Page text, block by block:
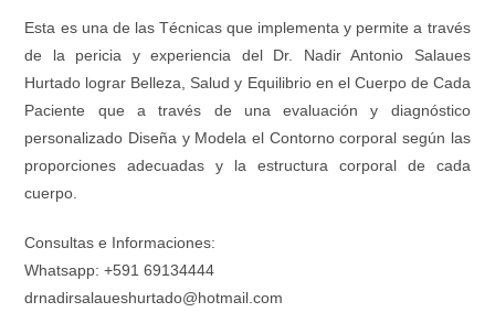
Esta es una de las Técnicas que implementa y permite a través
de la pericia y experiencia del Dr. Nadir Antonio Salaues
Hurtado lograr Belleza, Salud y Equilibrio en el Cuerpo de Cada
Paciente que a través de una evaluación y diagnóstico
personalizado Diseña y Modela el Contorno corporal según las
proporciones adecuadas y la estructura corporal de cada
cuerpo.
Consultas e Informaciones:
Whatsapp: +591 69134444
drnadirsalaueshurtado@hotmail.com